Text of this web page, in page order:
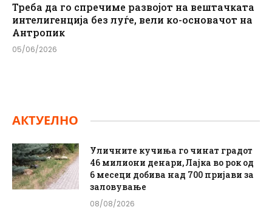
Треба да го спречиме развојот на вештачката
интелигенција без луѓе, вели ко-основачот на
Антропик
05/06/2026
АКТУЕЛНО
Уличните кучиња го чинат градот
46 милиони денари, Лајка во рок од
6 месеци добива над 700 пријави за
заловување
08/08/2026